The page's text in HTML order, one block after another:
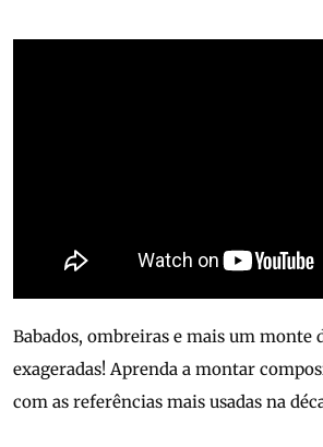
Babados, ombreiras e mais um monte
exageradas! Aprenda a montar
com as referências mais usadas na